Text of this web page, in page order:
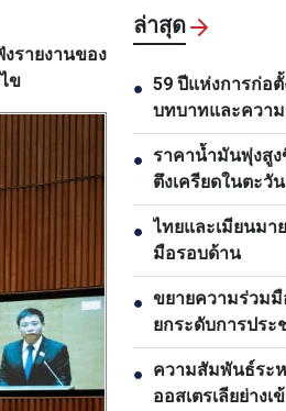
รายงานของ
ข
ล่าสุด
● 59 ปีแห่งการก่อ
บทบาทและควา
● ราคาน้ำมันพุ่งสู
ตึงเครียดในตะวั
● ไทยและเมียนมา
มือรอบด้าน
● ขยายความร่วมมื
ยกระดับการปร
เที่ยวเวียดนาม
● ความสัมพันธ์ระ
ออสเตรเลียย่าง